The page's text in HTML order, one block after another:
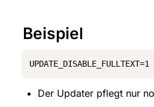
Beispiel
UPDATE_DISABLE_FULLTEXT=1
Der Updater pflegt nur